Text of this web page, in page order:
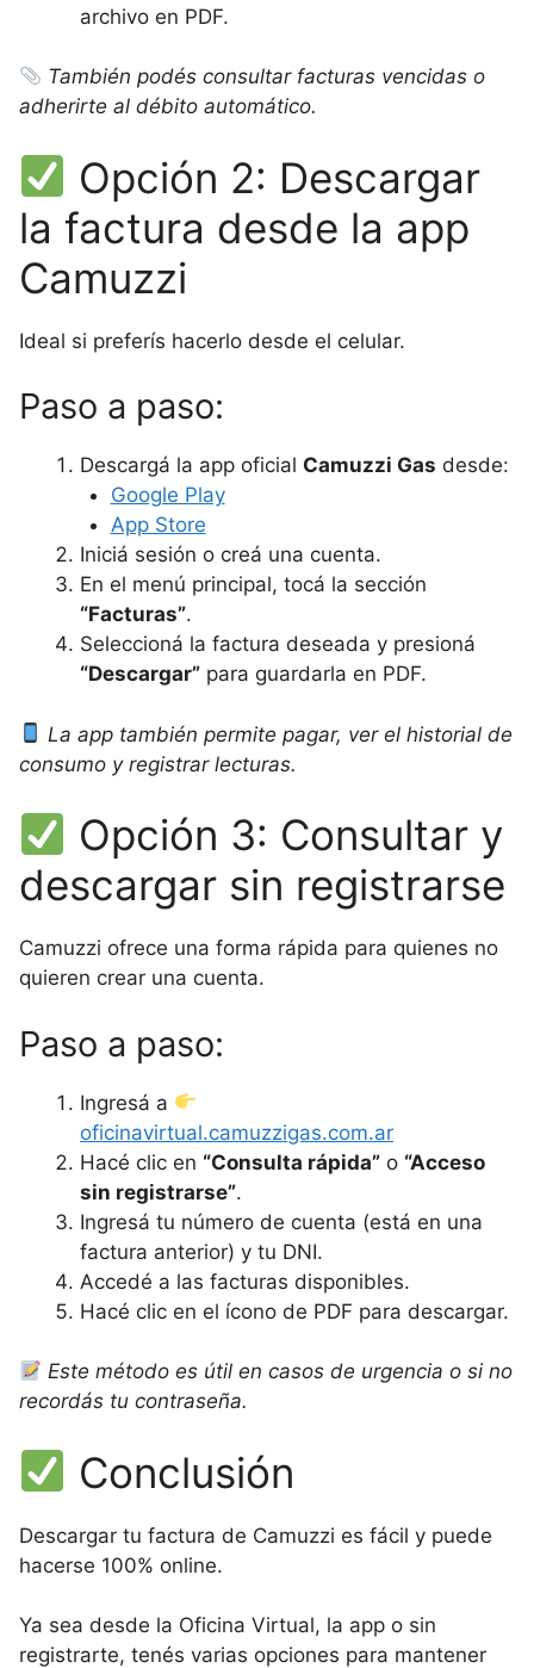
archivo en PDF.
También podés consultar facturas vencidas o
adherirte al débito automático.
Opción 2: Descargar
la factura desde la app
Camuzzi
Ideal si preferís hacerlo desde el celular.
Paso a paso:
Descargá la app oficial Camuzzi Gas desde:
Google Play
App Store
Iniciá sesión o creá una cuenta.
En el menú principal, tocá la sección
“Facturas”.
Seleccioná la factura deseada y presioná
“Descargar” para guardarla en PDF.
La app también permite pagar, ver el historial de
consumo y registrar lecturas.
Opción 3: Consultar y
descargar sin registrarse
Camuzzi ofrece una forma rápida para quienes no
quieren crear una cuenta.
Paso a paso:
Ingresá a
oficinavirtual.camuzzigas.com.ar
Hacé clic en “Consulta rápida” o “Acceso
sin registrarse”.
Ingresá tu número de cuenta (está en una
factura anterior) y tu DNI.
Accedé a las facturas disponibles.
Hacé clic en el ícono de PDF para descargar.
Este método es útil en casos de urgencia o si no
recordás tu contraseña.
Conclusión
Descargar tu factura de Camuzzi es fácil y puede
hacerse 100% online.
Ya sea desde la Oficina Virtual, la app o sin
registrarte, tenés varias opciones para mantener